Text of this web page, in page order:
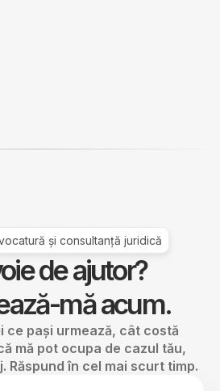
și consultanță juridică
de ajutor?
mă acum.
ce pași urmează, cât costă
mă pot ocupa de cazul tău,
Răspund în cel mai scurt timp.